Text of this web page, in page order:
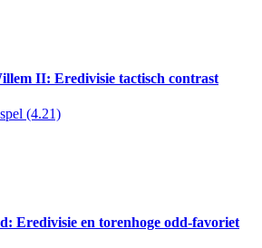
II: Eredivisie tactisch contrast
(4.21)
Eredivisie en torenhoge odd-favoriet